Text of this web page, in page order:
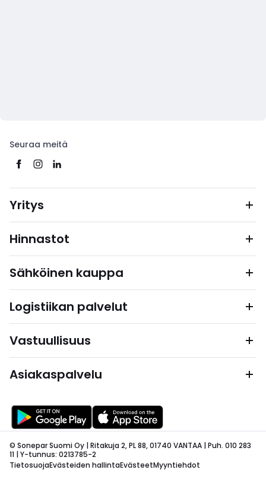
Seuraa meitä
Yritys
Hinnastot
Sähköinen kauppa
Logistiikan palvelut
Vastuullisuus
Asiakaspalvelu
© Sonepar Suomi Oy | Ritakuja 2, PL 88, 01740 VANTAA | Puh. 010 283
11 | Y-tunnus: 0213785-2
TietosuojaEvästeiden hallintaEvästeetMyyntiehdot